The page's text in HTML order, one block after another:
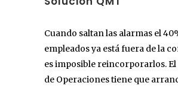
Cuando saltan las alarmas el
empleados ya está fuera de la
es imposible reincorporarlos.
de Operaciones tiene que